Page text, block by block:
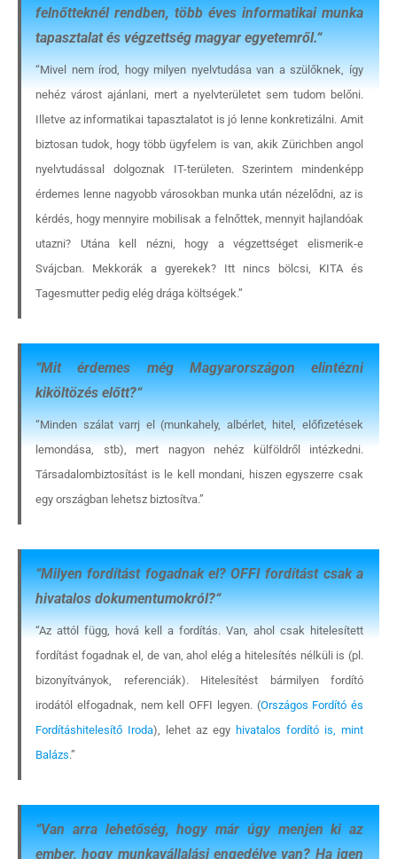
Rólunk
Külföldre költöznék!
felnőtteknél rendben, több éves informatikai munka
tapasztalat és végzettség magyar egyetemről.“
“Mivel nem írod, hogy milyen nyelvtudása van a szülőknek, így
nehéz várost ajánlani, mert a nyelvterületet sem tudom belőni.
Illetve az informatikai tapasztalatot is jó lenne konkretizálni. Amit
biztosan tudok, hogy több ügyfelem is van, akik Zürichben angol
nyelvtudással dolgoznak IT-területen. Szerintem mindenképp
érdemes lenne nagyobb városokban munka után nézelődni, az is
kérdés, hogy mennyire mobilisak a felnőttek, mennyit hajlandóak
utazni? Utána kell nézni, hogy a végzettséget elismerik-e
Svájcban. Mekkorák a gyerekek? Itt nincs bölcsi, KITA és
Tagesmutter pedig elég drága költségek.”
“Mit érdemes még Magyarországon elintézni
kiköltözés előtt?“
“Minden szálat varrj el (munkahely, albérlet, hitel, előfizetések
lemondása, stb), mert nagyon nehéz külföldről intézkedni.
Társadalombiztosítást is le kell mondani, hiszen egyszerre csak
egy országban lehetsz biztosítva.”
“Milyen fordítást fogadnak el? OFFI fordítást csak a
hivatalos dokumentumokról?“
“Az attól függ, hová kell a fordítás. Van, ahol csak hitelesített
fordítást fogadnak el, de van, ahol elég a hitelesítés nélküli is (pl.
bizonyítványok, referenciák). Hitelesítést bármilyen fordító
irodától elfogadnak, nem kell OFFI legyen. (Országos Fordító és
Fordításhitelesítő Iroda), lehet az egy hivatalos fordító is, mint
Balázs.”
“Van arra lehetőség, hogy már úgy menjen ki az
ember, hogy munkavállalási engedélye van? Ha igen